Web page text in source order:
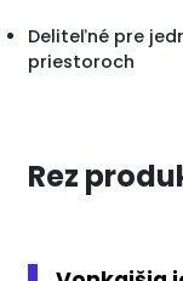
Deliteľné pre
priestoroch
Rez